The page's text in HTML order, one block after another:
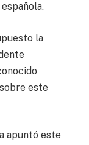
la
este
apuntó este